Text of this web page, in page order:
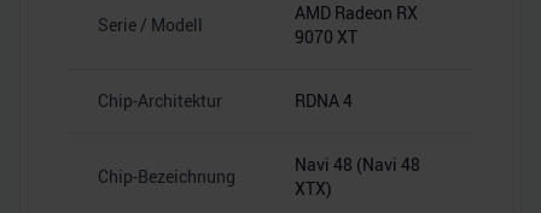
Serie / Modell
AMD Radeon RX
9070 XT
Chip-Architektur RDNA 4
Chip-Bezeichnung
Navi 48 (Navi 48
XTX)